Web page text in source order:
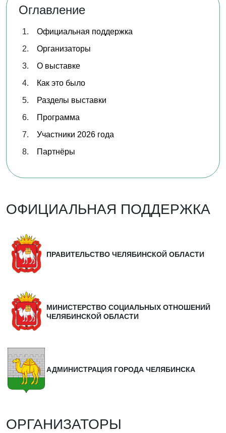
Оглавление
Официальная поддержка
Организаторы
О выставке
Как это было
Разделы выставки
Программа
Участники 2026 года
Партнёры
ОФИЦИАЛЬНАЯ ПОДДЕРЖКА
ПРАВИТЕЛЬСТВО ЧЕЛЯБИНСКОЙ ОБЛАСТИ
МИНИСТЕРСТВО СОЦИАЛЬНЫХ ОТНОШЕНИЙ
ЧЕЛЯБИНСКОЙ ОБЛАСТИ
АДМИНИСТРАЦИЯ ГОРОДА ЧЕЛЯБИНСКА
ОРГАНИЗАТОРЫ